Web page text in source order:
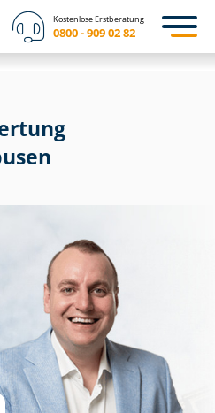
Kostenlose Erstberatung
0800 - 909 02 82